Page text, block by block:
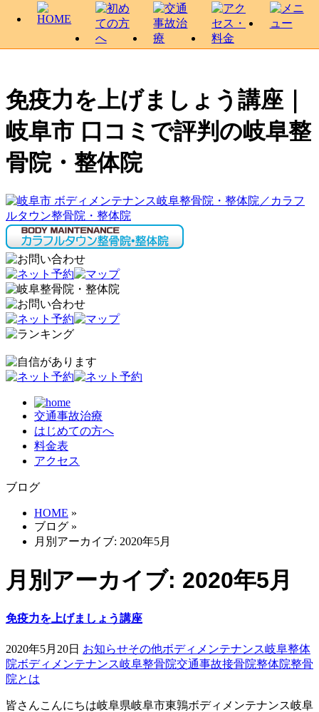
免疫力を上げましょう講座｜
岐阜市 口コミで評判の岐阜整
骨院・整体院
交通事故治療
はじめての方へ
料金表
アクセス
ブログ
HOME »
ブログ »
月別アーカイブ: 2020年5月
月別アーカイブ: 2020年5月
免疫力を上げましょう講座
2020年5月20日 お知らせその他ボディメンテナンス岐阜整体
院ボディメンテナンス岐阜整骨院交通事故接骨院整体院整骨
院とは
皆さんこんにちは岐阜県岐阜市東鶉ボディメンテナンス岐阜